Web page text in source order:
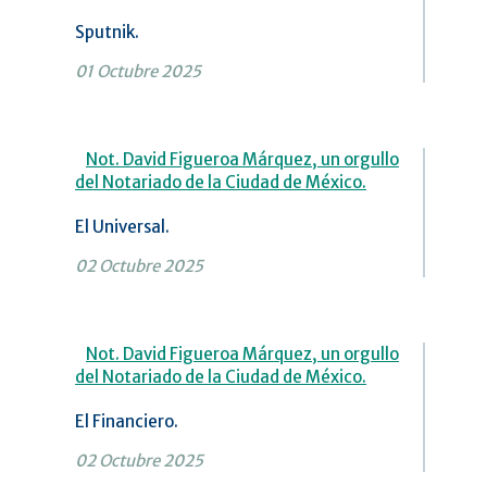
Sputnik.
01 Octubre 2025
Not. David Figueroa Márquez, un orgullo
del Notariado de la Ciudad de México.
El Universal.
02 Octubre 2025
Not. David Figueroa Márquez, un orgullo
del Notariado de la Ciudad de México.
El Financiero.
02 Octubre 2025